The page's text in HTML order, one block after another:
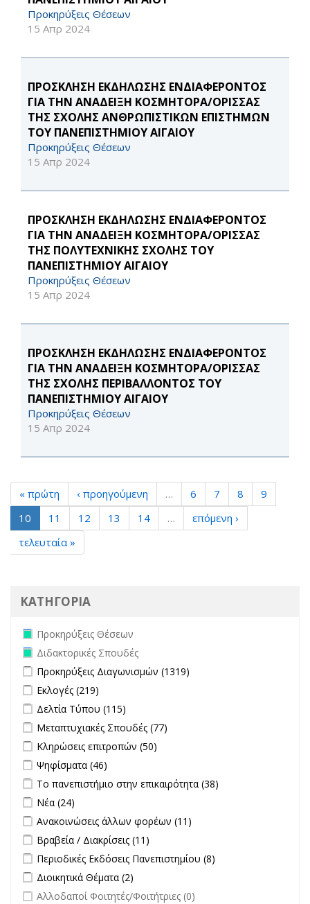
Προκηρύξεις Θέσεων
15 Απρ 2024
ΠΡΟΣΚΛΗΣΗ ΕΚΔΗΛΩΣΗΣ ΕΝΔΙΑΦΕΡΟΝΤΟΣ
ΓΙΑ ΤΗΝ ΑΝΑΔΕΙΞΗ ΚΟΣΜΗΤΟΡΑ/ΟΡΙΣΣΑΣ
ΤΗΣ ΣΧΟΛΗΣ ΑΝΘΡΩΠΙΣΤΙΚΩΝ ΕΠΙΣΤΗΜΩΝ
ΤΟΥ ΠΑΝΕΠΙΣΤΗΜΙΟΥ ΑΙΓΑΙΟΥ
Προκηρύξεις Θέσεων
15 Απρ 2024
ΠΡΟΣΚΛΗΣΗ ΕΚΔΗΛΩΣΗΣ ΕΝΔΙΑΦΕΡΟΝΤΟΣ
ΓΙΑ ΤΗΝ ΑΝΑΔΕΙΞΗ ΚΟΣΜΗΤΟΡΑ/ΟΡΙΣΣΑΣ
ΤΗΣ ΠΟΛΥΤΕΧΝΙΚΗΣ ΣΧΟΛΗΣ ΤΟΥ
ΠΑΝΕΠΙΣΤΗΜΙΟΥ ΑΙΓΑΙΟΥ
Προκηρύξεις Θέσεων
15 Απρ 2024
ΠΡΟΣΚΛΗΣΗ ΕΚΔΗΛΩΣΗΣ ΕΝΔΙΑΦΕΡΟΝΤΟΣ
ΓΙΑ ΤΗΝ ΑΝΑΔΕΙΞΗ ΚΟΣΜΗΤΟΡΑ/ΟΡΙΣΣΑΣ
ΤΗΣ ΣΧΟΛΗΣ ΠΕΡΙΒΑΛΛΟΝΤΟΣ ΤΟΥ
ΠΑΝΕΠΙΣΤΗΜΙΟΥ ΑΙΓΑΙΟΥ
Προκηρύξεις Θέσεων
15 Απρ 2024
« πρώτη ‹ προηγούμενη … 6 7 8
9
10
11 12 13 14 …
επόμενη ›
τελευταία »
ΚΑΤΗΓΟΡΙΑ
Remove Προκηρύξεις Θέσεων filter
Προκηρύξεις Θέσεων
Remove Διδακτορικές Σπουδές filter
Διδακτορικές Σπουδές
Apply Προκηρύξεις Διαγωνισμών filter
Προκηρύξεις Διαγωνισμών (1319)
Apply Εκλογές filter
Εκλογές (219)
Apply Δελτία Τύπου filter
Δελτία Τύπου (115)
Apply Μεταπτυχιακές Σπουδές filter
Μεταπτυχιακές Σπουδές (77)
Apply Κληρώσεις επιτροπών filter
Κληρώσεις επιτροπών (50)
Apply Ψηφίσματα filter
Ψηφίσματα (46)
Apply Το πανεπιστήμιο στην επικαιρότητα filter
Το πανεπιστήμιο στην επικαιρότητα (38)
Apply Νέα filter
Νέα (24)
Apply Ανακοινώσεις άλλων φορέων filter
Ανακοινώσεις άλλων φορέων (11)
Apply Βραβεία / Διακρίσεις filter
Βραβεία / Διακρίσεις (11)
Apply Περιοδικές Εκδόσεις Πανεπιστημίου filter
Περιοδικές Εκδόσεις Πανεπιστημίου (8)
Apply Διοικητικά Θέματα filter
Διοικητικά Θέματα (2)
undefined
Αλλοδαποί Φοιτητές/Φοιτήτριες (0)